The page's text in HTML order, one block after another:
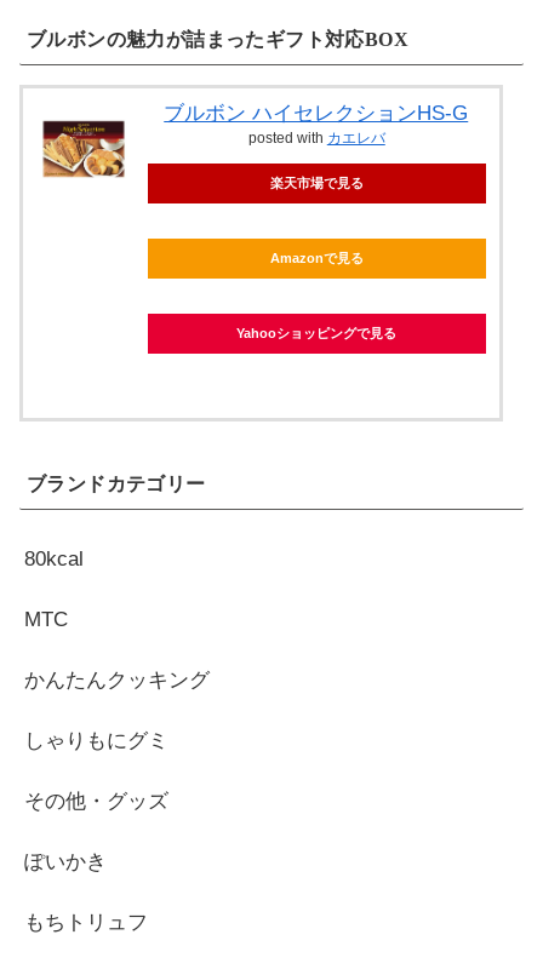
ブルボンの魅力が詰まったギフト対応BOX
ブルボン ハイセレクションHS-G
posted with カエレバ
楽天市場で見る
Amazonで見る
Yahooショッピングで見る
ブランドカテゴリー
80kcal
MTC
かんたんクッキング
しゃりもにグミ
その他・グッズ
ぽいかき
もちトリュフ